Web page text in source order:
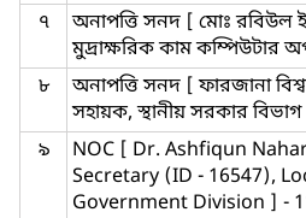
৭
অনাপত্তি সনদ [ মোঃ রবিউল
মুদ্রাক্ষরিক কাম কম্পিউটার
৮
অনাপত্তি সনদ [ ফারজানা
সহায়ক, স্থানীয় সরকার
৯
NOC [ Dr. Ashfiqun
Secretary (ID - 16547),
Government Division ] -